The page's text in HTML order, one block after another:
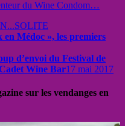
du Wine Condom…
en Médoc », les premiers
d’envoi du Festival de
Wine Bar17 mai 2017
sur les vendanges en